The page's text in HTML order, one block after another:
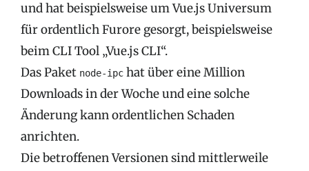
und hat beispielsweise um Vue.js Universum
für ordentlich Furore gesorgt, beispielsweise
beim CLI Tool „Vue.js CLI“.
Das Paket node-ipc hat über eine Million
Downloads in der Woche und eine solche
Änderung kann ordentlichen Schaden
anrichten.
Die betroffenen Versionen sind mittlerweile